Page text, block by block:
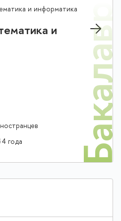
и информатика
и
4 года